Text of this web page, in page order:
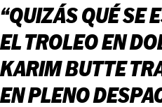
“QUIZÁS QUÉ SE
EL TROLEO EN
KARIM BUTTE
EN PLENO